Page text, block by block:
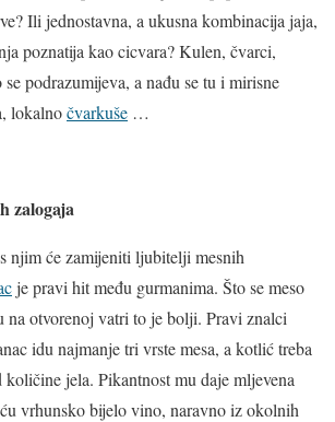
Ili jednostavna, a ukusna kombinacija jaja,
poznatija kao cicvara? Kulen, čvarci,
podrazumijeva, a nađu se tu i mirisne
lokalnočvarkuše …
zalogaja
njim će zamijeniti ljubitelji mesnih
je pravi hit među gurmanima. Što se meso
otvorenoj vatri to je bolji. Pravi znalci
idu najmanje tri vrste mesa, a kotlić treba
jela. Pikantnost mu daje mljevena
vrhunsko bijelo vino, naravno iz okolnih